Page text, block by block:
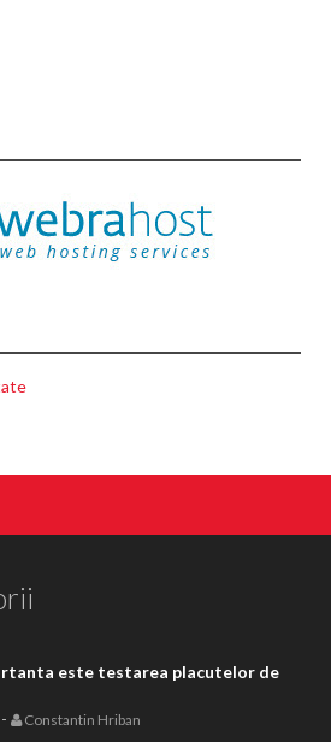
este testarea placutelor de
- Constantin Hriban